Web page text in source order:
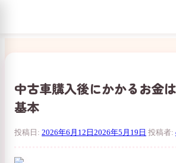
中古車購入後にかかるお金
基本
投稿日: 2026年6月12日 2026年5月19日 投稿者: